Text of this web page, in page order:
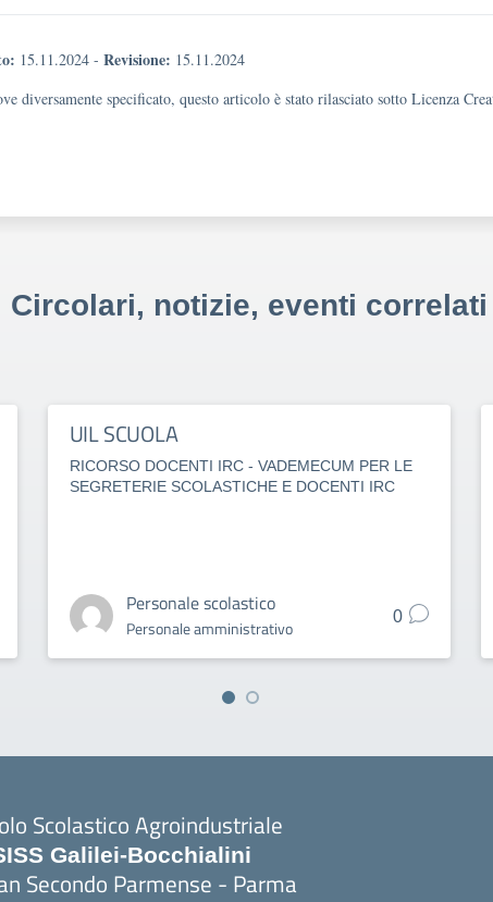
15.11.2024 - Revisione: 15.11.2024
diversamente specificato, questo articolo è stato rilasciato sotto Licenza
Circolari, notizie, eventi correlati
UIL SCUOLA
RICORSO DOCENTI IRC - VADEMECUM PER LE
SEGRETERIE SCOLASTICHE E DOCENTI IRC
Personale scolastico
Personale amministrativo
0
Scolastico Agroindustriale
Galilei-Bocchialini
Secondo Parmense - Parma